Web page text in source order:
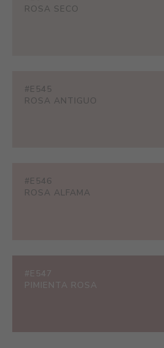
ROSA SECO
#E545
ROSA ANTIGUO
#E546
ROSA ALFAMA
#E547
PIMIENTA ROSA